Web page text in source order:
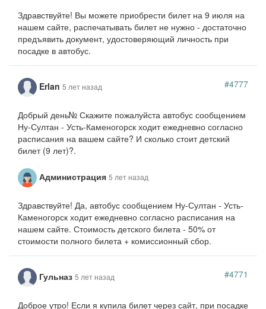
Здравствуйте! Вы можете приобрести билет на 9 июля на
нашем сайте, распечатывать билет не нужно - достаточно
предъявить документ, удостоверяющий личность при
посадке в автобус.
Erlan 5 лет назад #4777
Добрый день№ Скажите пожалуйста автобус сообщением
Ну-Султан - Усть-Каменогорск ходит ежедневно согласно
расписания на вашем сайте? И сколько стоит детский
билет (9 лет)?.
Администрация 5 лет назад
Здравствуйте! Да, автобус сообщением Ну-Султан - Усть-
Каменогорск ходит ежедневно согласно расписания на
нашем сайте. Стоимость детского билета - 50% от
стоимости полного билета + комиссионный сбор.
Гульназ 5 лет назад #4771
Доброе утро! Если я купила билет через сайт, при посадке